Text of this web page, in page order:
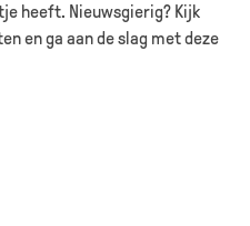
heeft. Nieuwsgierig? Kijk
en ga aan de slag met deze